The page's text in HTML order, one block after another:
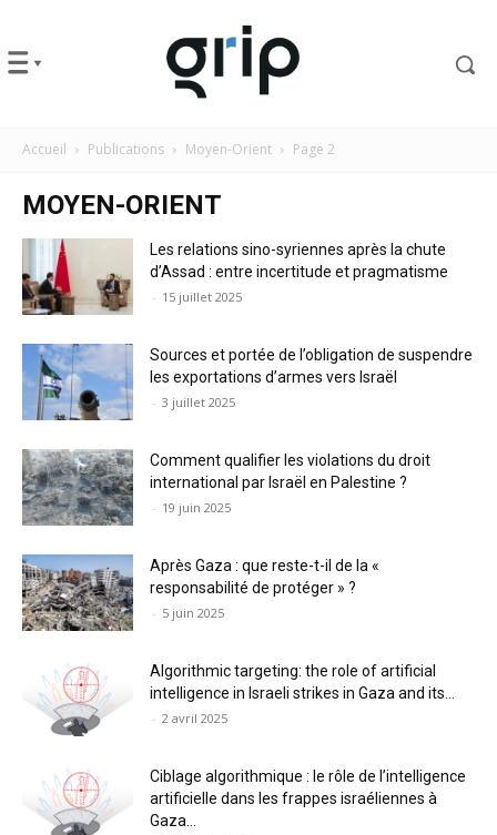
Accueil Publications Moyen-Orient Page 2
MOYEN-ORIENT
Les relations sino-syriennes après la chute
d’Assad : entre incertitude et pragmatisme
- 15 juillet 2025
Sources et portée de l’obligation de suspendre
les exportations d’armes vers Israël
- 3 juillet 2025
Comment qualifier les violations du droit
international par Israël en Palestine ?
- 19 juin 2025
Après Gaza : que reste-t-il de la «
responsabilité de protéger » ?
- 5 juin 2025
Algorithmic targeting: the role of artificial
intelligence in Israeli strikes in Gaza and its...
- 2 avril 2025
Ciblage algorithmique : le rôle de l’intelligence
artificielle dans les frappes israéliennes à
Gaza...